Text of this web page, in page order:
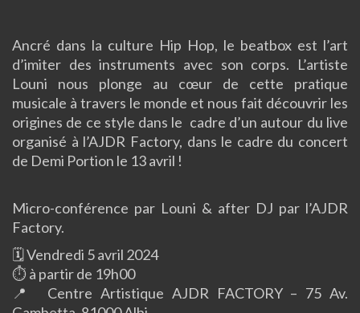
Ancré dans la culture Hip Hop, le beatbox est l’art
d’imiter des instruments avec son corps. L’artiste
Louni nous plonge au cœur de cette pratique
musicale à travers le monde et nous fait découvrir les
origines de ce style dans le cadre d’un autour du live
organisé à l’AJDR Factory, dans le cadre du concert
de Demi Portion le 13 avril !
Micro-conférence par Louni & after DJ par l’AJDR
Factory.
🗓️ Vendredi 5 avril 2024
⏱️ à partir de 19h00
📍 Centre Artistique AJDR FACTORY – 75 Av.